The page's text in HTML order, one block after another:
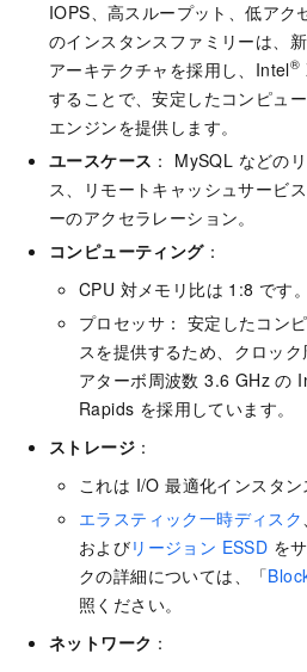
IOPS、高スループット、低アク
のインスタンスファミリーは、
アーキテクチャを採用し、Intel®
することで、安定したコンピュ
エンジンを提供します。
ユースケース ： MySQL などの
ス、リモートキャッシュサービ
ーのアクセラレーション。
コンピューティング：
CPU 対メモリ比は 1:8 です。
プロセッサ： 安定したコン
スを提供するため、クロッ
アターボ周波数 3.6 GHz の
Rapids を採用しています。
ストレージ ：
これは I/O 最適化インスタン
エラスティック一時ディスク
およびリージョン ESSD を
クの詳細については、「
照ください。
ネットワーク ：